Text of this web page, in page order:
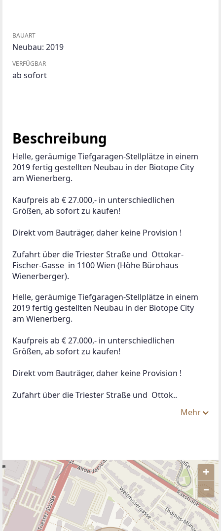
BAUART
Neubau: 2019
VERFÜGBAR
ab sofort
Beschreibung
Helle, geräumige Tiefgaragen-Stellplätze in einem
2019 fertig gestellten Neubau in der Biotope City
am Wienerberg.
Kaufpreis ab € 27.000,- in unterschiedlichen
Größen, ab sofort zu kaufen!
Direkt vom Bauträger, daher keine Provision !
Zufahrt über die Triester Straße und  Ottokar-
Fischer-Gasse  in 1100 Wien (Höhe Bürohaus
Wienerberger).
Helle, geräumige Tiefgaragen-Stellplätze in einem
2019 fertig gestellten Neubau in der Biotope City
am Wienerberg.
Kaufpreis ab € 27.000,- in unterschiedlichen
Größen, ab sofort zu kaufen!
Direkt vom Bauträger, daher keine Provision !
Zufahrt über die Triester Straße und  Ottok..
Mehr
+
–
ANBIETER KONTAKTIEREN